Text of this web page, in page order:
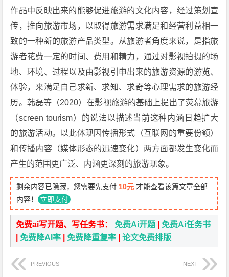
作品中反映出来的能够促进旅游的文化内容，经过策划宣
传，推向旅游市场，以取得旅游需求满足和经营利益相一
致的一种新的旅游产品类型。从旅游者角度来说，是指旅
游者花费一定的时间、费用和精力，通过对影视拍摄的场
地、环境、过程以及由影视引申出来的旅游资源的游览、
体验，来满足自己求新、求知、求奇等心理需求的旅游经
历。韩磊等（2020）在影视旅游的基础上提出了荧幕旅游
（screen tourism）的说法以描述当前这种内涵日趋扩大
的旅游活动。以此体现因传播形式（互联网的重要份额）
和传播内容（媒体形态的迅速变化）两方面都发生变化而
产生的范围更广泛、内涵更深刻的旅游现象。
剩余内容已隐藏，您需要先支付 10元 才能查看该篇文章全部
内容！ 立即支付
免费ai写开题、写任务书：免费Ai开题 |免费Ai任务书
|免费降AI率 |免费降重复率 |论文免费排版
PREVIOUS NEXT